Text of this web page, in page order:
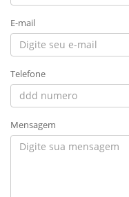
E-mail
Telefone
Mensagem